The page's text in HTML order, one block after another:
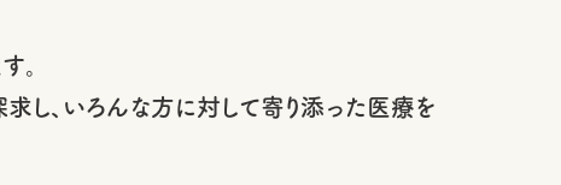
。
し、いろんな方に対して寄り添った医療を